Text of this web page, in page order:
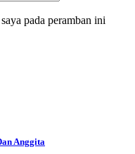
pada peramban ini
Anggita